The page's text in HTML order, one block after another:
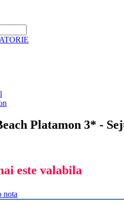
Platamon 3* -
este valabila
nota